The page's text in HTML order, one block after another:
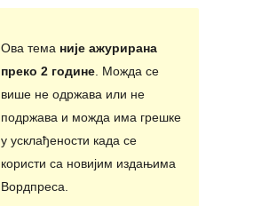
Ова тема није ажурирана
преко 2 године. Можда се
више не одржава или не
подржава и можда има грешке
у усклађености када се
користи са новијим издањима
Вордпреса.